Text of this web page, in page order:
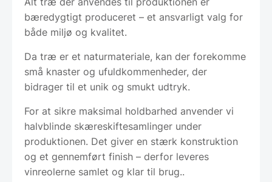
bæredygtigt produceret – et ansvarligt valg for
både miljø og kvalitet.
Da træ er et naturmateriale, kan der forekomme
små knaster og ufuldkommenheder, der
bidrager til et unik og smukt udtryk.
For at sikre maksimal holdbarhed anvender vi
halvblinde skæreskiftesamlinger under
produktionen. Det giver en stærk konstruktion
og et gennemført finish – derfor leveres
vinreolerne samlet og klar til brug..